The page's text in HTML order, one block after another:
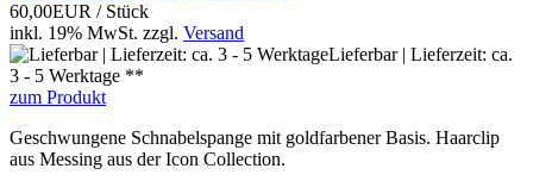
60,00EUR / Stück
inkl. 19% MwSt. zzgl. Versand
Lieferbar | Lieferzeit: ca.
3 - 5 Werktage **
zum Produkt
Geschwungene Schnabelspange mit goldfarbener Basis. Haarclip
aus Messing aus der Icon Collection.